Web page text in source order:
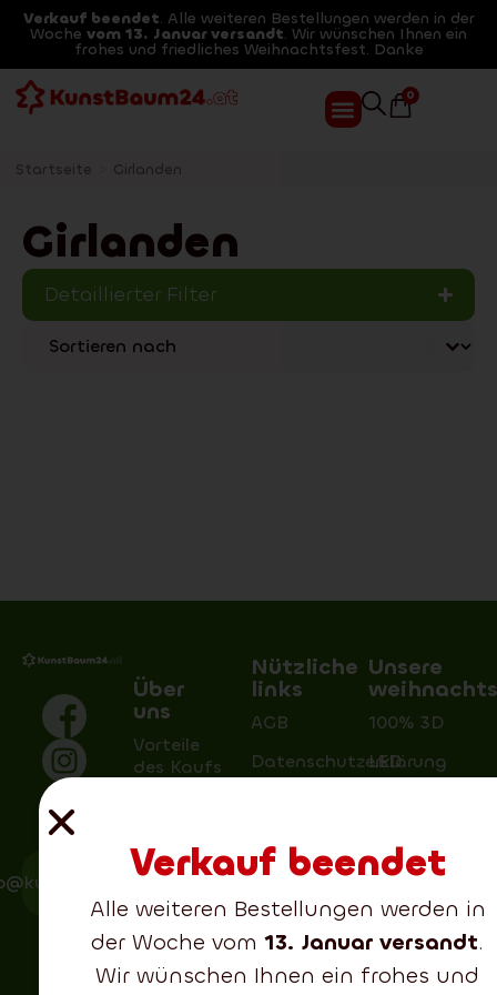
Verkauf beendet. Alle weiteren Bestellungen werden in der
Woche vom 13. Januar versandt. Wir wünschen Ihnen ein
frohes und friedliches Weihnachtsfest. Danke
0
Startseite Girlanden
Girlanden
Detaillierter Filter
Třídění at
Über
uns
Vorteile
des Kaufs
und
Zahlung
Der
Unterschied
zwischen
einzelnen
Nützliche
links
AGB
Datenschutzerklärung
Warenumtausch
Rückgaberecht
Unsere
100% 3D
LED
Verschneit
2D + 3D
Preiswert
Verkauf beendet
Alle weiteren Bestellungen werden in
der Woche vom 13. Januar versandt.
Wir wünschen Ihnen ein frohes und